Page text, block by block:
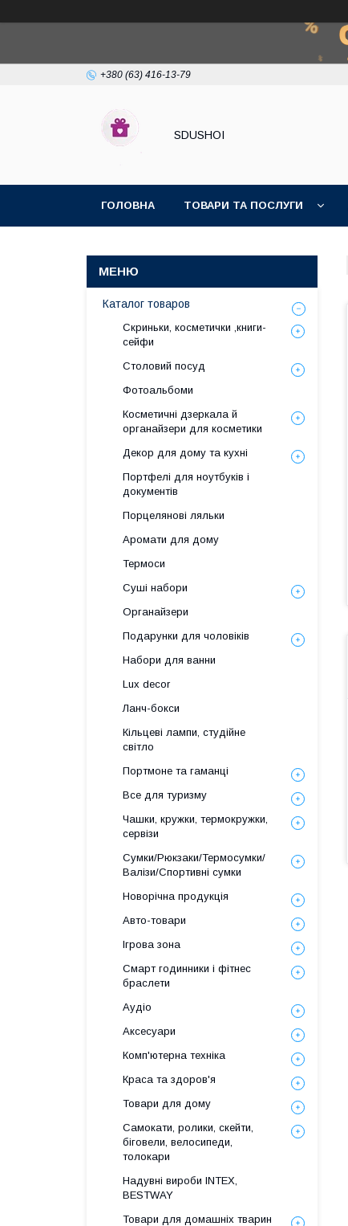
+380 (63) 416-13-79
SDUSHOI
ГОЛОВНА ТОВАРИ ТА ПОСЛУГИ
Каталог товаров
Скриньки, косметички ,книги-
сейфи
Столовий посуд
Фотоальбоми
Косметичні дзеркала й
органайзери для косметики
Декор для дому та кухні
Портфелі для ноутбуків і
документів
Порцелянові ляльки
Аромати для дому
Термоси
Суші набори
Органайзери
Подарунки для чоловіків
Набори для ванни
Lux decor
Ланч-бокси
Кільцеві лампи, студійне
світло
Портмоне та гаманці
Все для туризму
Чашки, кружки, термокружки,
сервізи
Сумки/Рюкзаки/Термосумки/
Валізи/Спортивні сумки
Новорічна продукція
Авто-товари
Ігрова зона
Смарт годинники і фітнес
браслети
Аудіо
Аксесуари
Комп'ютерна техніка
Краса та здоров'я
Товари для дому
Самокати, ролики, скейти,
біговели, велосипеди,
толокари
Надувні вироби INTEX,
BESTWAY
Товари для домашніх тварин